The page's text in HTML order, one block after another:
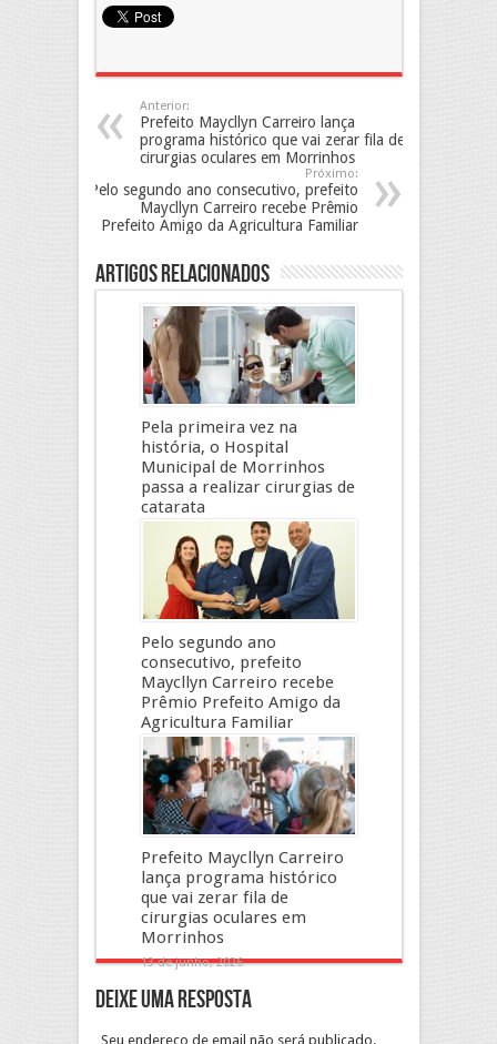
Anterior:
Prefeito Maycllyn Carreiro lança
programa histórico que vai zerar fila de
cirurgias oculares em Morrinhos
Próximo:
Pelo segundo ano consecutivo, prefeito
Maycllyn Carreiro recebe Prêmio
Prefeito Amigo da Agricultura Familiar
Artigos Relacionados
Pela primeira vez na
história, o Hospital
Municipal de Morrinhos
passa a realizar cirurgias de
catarata
Pelo segundo ano
consecutivo, prefeito
Maycllyn Carreiro recebe
Prêmio Prefeito Amigo da
Agricultura Familiar
19 de junho, 2026
Prefeito Maycllyn Carreiro
lança programa histórico
que vai zerar fila de
cirurgias oculares em
Morrinhos
13 de junho, 2026
Deixe uma resposta
Seu endereço de email não será publicado.